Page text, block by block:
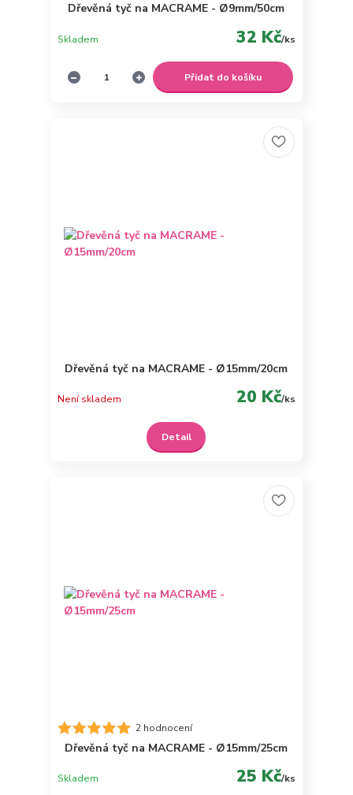
Dřevěná tyč na MACRAME - Ø9mm/50cm
32 Kč/ks
Skladem
Přidat do košíku
Dřevěná tyč na MACRAME - Ø15mm/20cm
20 Kč/ks
Není skladem
Detail
2 hodnocení
Dřevěná tyč na MACRAME - Ø15mm/25cm
25 Kč/ks
Skladem